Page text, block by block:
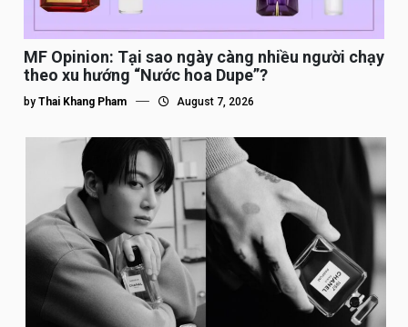
MF Opinion: Tại sao ngày càng nhiều người chạy
theo xu hướng “Nước hoa Dupe”?
by Thai Khang Pham August 7, 2026